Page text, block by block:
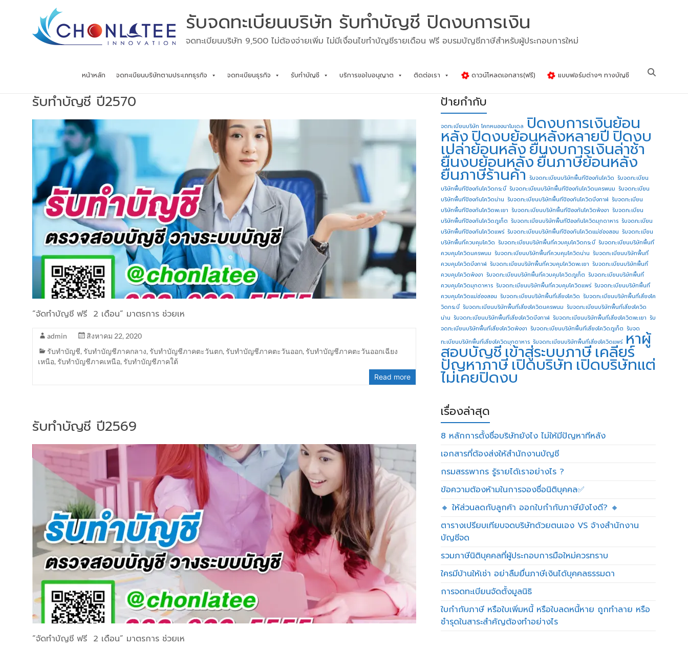
รับจดทะเบียนบริษัท รับทำบัญชี ปิดงบการเงิน
จดทะเบียนบริษัท 9,500 ไม่ต้องจ่ายเพิ่ม ไม่มีเงื่อนไขทำบัญชีรายเดือน ฟรี อบรมบัญชีภาษีสำหรับผู้ประกอบการใหม่
หน้าหลัก จดทะเบียนบริษัทตามประเภทธุรกิจ จดทะเบียนธุรกิจ รับทำบัญชี บริการขอใบอนุญาต ติดต่อเรา ดาวน์โหลดเอกสาร(ฟรี) แบบฟอร์มต่างๆ ทางบัญชี
รับทำบัญชี ปี2570
“จัดทำบัญชี ฟรี 2 เดือน” มาตรการ ช่วยเห
admin
สิงหาคม 22, 2020
รับทำบัญชี, รับทำบัญชีภาคกลาง, รับทำบัญชีภาคตะวันตก, รับทำบัญชีภาคตะวันออก, รับทำบัญชีภาคตะวันออกเฉียง
เหนือ, รับทำบัญชีภาคเหนือ, รับทำบัญชีภาคใต้
Read more
รับทำบัญชี ปี2569
“จัดทำบัญชี ฟรี 2 เดือน” มาตรการ ช่วยเห
ป้ายกำกับ
จดทะเบียนบริษัท โคกหนองนาโมเดล ปิดงบการเงินย้อน
หลังปิดงบย้อนหลังหลายปี ปิดงบ
เปล่าย้อนหลังยื่นงบการเงินล่าช้า
ยื่นงบย้อนหลังยื่นภาษีย้อนหลัง
ยื่นภาษีร้านค้า รับจดทะเบียนบริษัทพื้นทีป้องกันโควิด รับจดทะเบียน
บริษัทพื้นทีป้องกันโควิดกระบี่ รับจดทะเบียนบริษัทพื้นทีป้องกันโควิดนครพนม รับจดทะเบียน
บริษัทพื้นทีป้องกันโควิดน่าน รับจดทะเบียนบริษัทพื้นทีป้องกันโควิดบึงกาฬ รับจดทะเบียน
บริษัทพื้นทีป้องกันโควิดพะเยา รับจดทะเบียนบริษัทพื้นทีป้องกันโควิดพังงา รับจดทะเบียน
บริษัทพื้นทีป้องกันโควิดภูเก็ต รับจดทะเบียนบริษัทพื้นทีป้องกันโควิดมุกดาหาร รับจดทะเบียน
บริษัทพื้นทีป้องกันโควิดแพร่ รับจดทะเบียนบริษัทพื้นทีป้องกันโควิดแม่ฮ่องสอน รับจดทะเบียน
บริษัทพื้นที่ควบคุมโควิด รับจดทะเบียนบริษัทพื้นที่ควบคุมโควิดกระบี่ รับจดทะเบียนบริษัทพื้นที่
ควบคุมโควิดนครพนม รับจดทะเบียนบริษัทพื้นที่ควบคุมโควิดน่าน รับจดทะเบียนบริษัทพื้นที่
ควบคุมโควิดบึงกาฬ รับจดทะเบียนบริษัทพื้นที่ควบคุมโควิดพะเยา รับจดทะเบียนบริษัทพื้นที่
ควบคุมโควิดพังงา รับจดทะเบียนบริษัทพื้นที่ควบคุมโควิดภูเก็ต รับจดทะเบียนบริษัทพื้นที่
ควบคุมโควิดมุกดาหาร รับจดทะเบียนบริษัทพื้นที่ควบคุมโควิดแพร่ รับจดทะเบียนบริษัทพื้นที่
ควบคุมโควิดแม่ฮ่องสอน รับจดทะเบียนบริษัทพื้นที่เสี่ยงโควิด รับจดทะเบียนบริษัทพื้นที่เสี่ยงโค
วิดกระบี่ รับจดทะเบียนบริษัทพื้นที่เสี่ยงโควิดนครพนม รับจดทะเบียนบริษัทพื้นที่เสี่ยงโควิด
น่าน รับจดทะเบียนบริษัทพื้นที่เสี่ยงโควิดบึงกาฬ รับจดทะเบียนบริษัทพื้นที่เสี่ยงโควิดพะเยา รับ
จดทะเบียนบริษัทพื้นที่เสี่ยงโควิดพังงา รับจดทะเบียนบริษัทพื้นที่เสี่ยงโควิดภูเก็ต รับจด
ทะเบียนบริษัทพื้นที่เสี่ยงโควิดมุกดาหาร รับจดทะเบียนบริษัทพื้นที่เสี่ยงโควิดแพร่ หาผู้
สอบบัญชี เข้าสู่ระบบภาษี เคลียร์
ปัญหาภาษีเปิดบริษัทเปิดบริษัทแต่
ไม่เคยปิดงบ
เรื่องล่าสุด
8 หลักการตั้งชื่อบริษัทยังไง ไม่ให้มีปัญหาทีหลัง
เอกสารที่ต้องส่งให้สำนักงานบัญชี
กรมสรรพากร รู้รายได้เราอย่างไร ?
ข้อความต้องห้ามในการจองชื่อนิติบุคคล✅
🔸 ให้ส่วนลดกับลูกค้า ออกใบกำกับภาษียังไงดี? 🔸
ตารางเปรียบเทียบจดบริษัทด้วยตนเอง VS จ้างสำนักงาน
บัญชีจด
รวมภาษีนิติบุคคลที่ผู้ประกอบการมือใหม่ควรทราบ
ใครมีบ้านให้เช่า อย่าลืมยื่นภาษีเงินได้บุคคลธรรมดา
การจดทะเบียนจัดตั้งมูลนิธิ
ใบกำกับภาษี หรือใบเพิ่มหนี้ หรือใบลดหนี้หาย ถูกทำลาย หรือ
ชำรุดในสาระสำคัญต้องทำอย่างไร